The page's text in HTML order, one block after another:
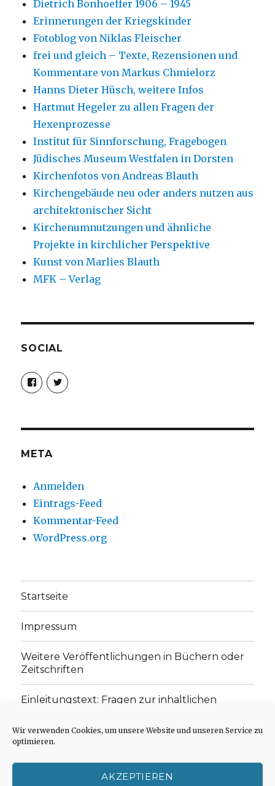
Wir verwenden Cookies, um unsere Website und unseren Service zu
optimieren.
AKZEPTIEREN
Dietrich Bonhoeffer 1906 – 1945
Erinnerungen der Kriegskinder
Fotoblog von Niklas Fleischer
frei und gleich – Texte, Rezensionen und
Kommentare von Markus Chmielorz
Hanns Dieter Hüsch, weitere Infos
Hartmut Hegeler zu allen Fragen der
Hexenprozesse
Institut für Sinnforschung, Fragebogen
Jüdisches Museum Westfalen in Dorsten
Kirchenfotos von Andreas Blauth
Kirchengebäude neu oder anders nutzen aus
architektonischer Sicht
Kirchenumnutzungen und ähnliche
Projekte in kirchlicher Perspektive
Kunst von Marlies Blauth
MFK – Verlag
SOCIAL
Profil
von
christoph.fleischer1
anzeigen
Profil
von
anzeigen
META
Anmelden
Eintrags-Feed
Kommentar-Feed
WordPress.org
Startseite
Impressum
Weitere Veröffentlichungen in Büchern oder
Zeitschriften
Einleitungstext: Fragen zur inhaltlichen
„schwachen Glaubens“